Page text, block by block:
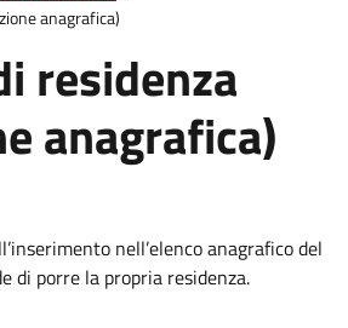
anagrafica)
residenza
anagrafica)
nell’elenco anagrafico del
di porre la propria residenza.